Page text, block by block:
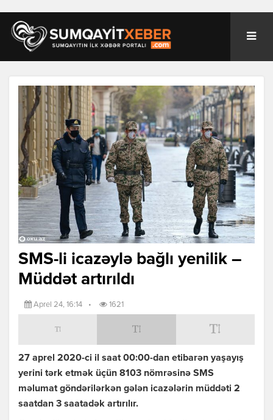
SMS-li icazəylə bağlı yenilik –
Müddət artırıldı
Aprel 24, 16:14 • 1621
27 aprel 2020-ci il saat 00:00-dan etibarən yaşayış
yerini tərk etmək üçün 8103 nömrəsinə SMS
məlumat göndərilərkən gələn icazələrin müddəti 2
saatdan 3 saatadək artırılır.